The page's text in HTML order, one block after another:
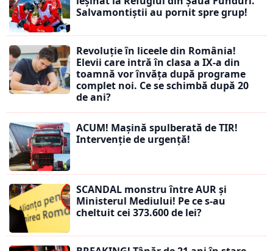
Salvamontiștii au pornit spre grup!
Revoluție în liceele din România!
Elevii care intră în clasa a IX-a din
toamnă vor învăța după programe
complet noi. Ce se schimbă după 20
de ani?
ACUM! Mașină spulberată de TIR!
Intervenție de urgență!
SCANDAL monstru între AUR și
Ministerul Mediului! Pe ce s-au
cheltuit cei 373.600 de lei?